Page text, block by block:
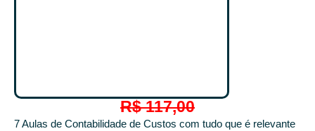
R$ 117,00
7 Aulas de Contabilidade de Custos com tudo que é relevante